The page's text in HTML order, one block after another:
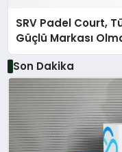
SRV Padel Court,
Güçlü Markası
Son Dakika